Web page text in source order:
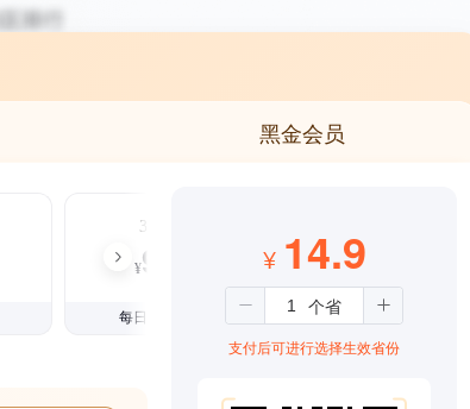
黑金会员
3个月
¥99
每日仅1.08元
¥ 14.9
支付后可进行选择生效省份